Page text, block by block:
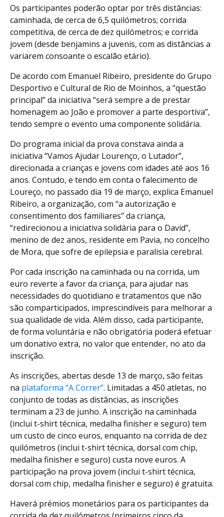
Os participantes poderão optar por três distâncias:
caminhada, de cerca de 6,5 quilómetros; corrida
competitiva, de cerca de dez quilómetros; e corrida
jovem (desde benjamins a juvenis, com as distâncias a
variarem consoante o escalão etário).
De acordo com Emanuel Ribeiro, presidente do Grupo
Desportivo e Cultural de Rio de Moinhos, a “questão
principal” da iniciativa “será sempre a de prestar
homenagem ao João e promover a parte desportiva”,
tendo sempre o evento uma componente solidária.
Do programa inicial da prova constava ainda a
iniciativa “Vamos Ajudar Lourenço, o Lutador”,
direcionada a crianças e jovens com idades até aos 16
anos. Contudo, e tendo em conta o falecimento de
Loureço, no passado dia 19 de março, explica Emanuel
Ribeiro, a organização, com “a autorização e
consentimento dos familiares” da criança,
“redirecionou a iniciativa solidária para o David”,
menino de dez anos, residente em Pavia, no concelho
de Mora, que sofre de epilepsia e paralisia cerebral.
Por cada inscrição na caminhada ou na corrida, um
euro reverte a favor da criança, para ajudar nas
necessidades do quotidiano e tratamentos que não
são comparticipados, imprescindíveis para melhorar a
sua qualidade de vida. Além disso, cada participante,
de forma voluntária e não obrigatória poderá efetuar
um donativo extra, no valor que entender, no ato da
inscrição.
As inscrições, abertas desde 13 de março, são feitas
na plataforma “A Correr”. Limitadas a 450 atletas, no
conjunto de todas as distâncias, as inscrições
terminam a 23 de junho. A inscrição na caminhada
(inclui t-shirt técnica, medalha finisher e seguro) tem
um custo de cinco euros, enquanto na corrida de dez
quilómetros (inclui t-shirt técnica, dorsal com chip,
medalha finisher e seguro) custa nove euros. A
participação na prova jovem (inclui t-shirt técnica,
dorsal com chip, medalha finisher e seguro) é gratuita.
Haverá prémios monetários para os participantes da